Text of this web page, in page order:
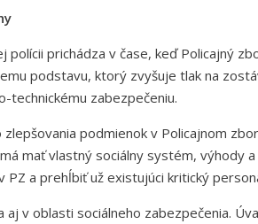
polícii prichádza v čase, keď Policajný
podstavu, ktorý zvyšuje tlak na
technickému zabezpečeniu.
podmienok v Policajnom
mať vlastný sociálny systém, výhody
PZ a prehĺbiť už existujúci kritický
aj v oblasti sociálneho zabezpečenia.